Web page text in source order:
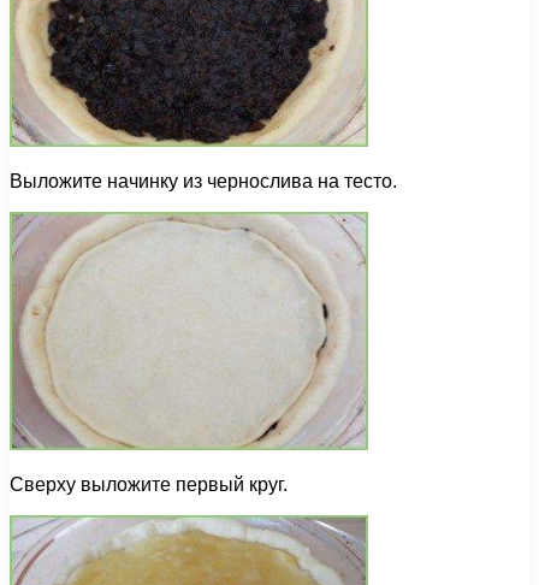
Выложите начинку из чернослива на тесто.
Сверху выложите первый круг.